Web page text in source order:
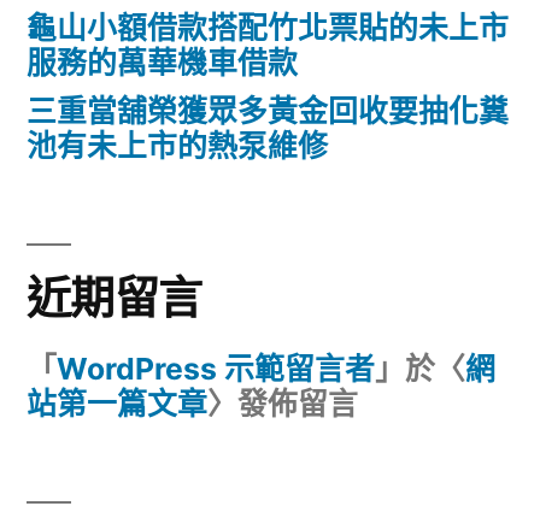
龜山小額借款搭配竹北票貼的未上市
服務的萬華機車借款
三重當舖榮獲眾多黃金回收要抽化糞
池有未上市的熱泵維修
近期留言
「 WordPress 示範留言者 」於〈網
站第一篇文章〉發佈留言